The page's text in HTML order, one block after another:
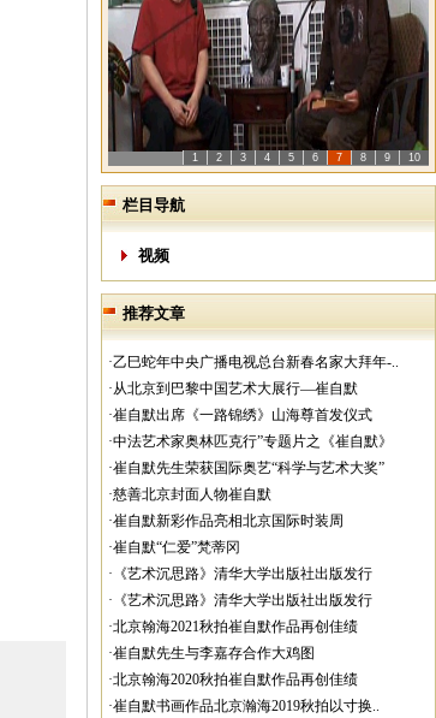
1 2 3 4 5 6 7 8 9 10
栏目导航
视频
推荐文章
·乙巳蛇年中央广播电视总台新春名家大拜年-..
·从北京到巴黎中国艺术大展行—崔自默
·崔自默出席《一路锦绣》山海尊首发仪式
·中法艺术家奥林匹克行”专题片之《崔自默》
·崔自默先生荣获国际奥艺“科学与艺术大奖”
·慈善北京封面人物崔自默
·崔自默新彩作品亮相北京国际时装周
·崔自默“仁爱”梵蒂冈
·《艺术沉思路》清华大学出版社出版发行
·《艺术沉思路》清华大学出版社出版发行
·北京翰海2021秋拍崔自默作品再创佳绩
·崔自默先生与李嘉存合作大鸡图
·北京翰海2020秋拍崔自默作品再创佳绩
·崔自默书画作品北京瀚海2019秋拍以寸换..